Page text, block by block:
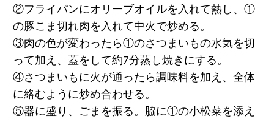
②フライパンにオリーブオイルを入れて熱し、①
の豚こま切れ肉を入れて中火で炒める。
③肉の色が変わったら①のさつまいもの水気を切
って加え、蓋をして約7分蒸し焼きにする。
④さつまいもに火が通ったら調味料を加え、全体
に絡むように炒め合わせる。
⑤器に盛り、ごまを振る。脇に①の小松菜を添え